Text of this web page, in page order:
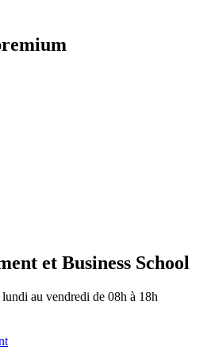
et Business School
au vendredi de 08h à 18h